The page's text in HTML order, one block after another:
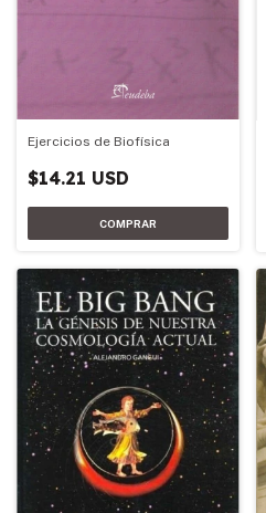
Ejercicios de Biofísica
$14.21 USD